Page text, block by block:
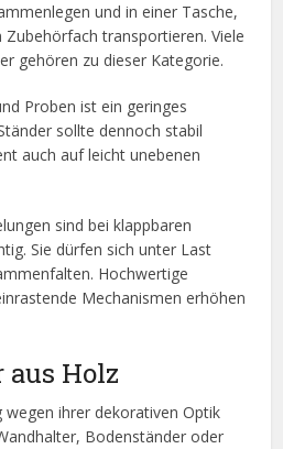
und in einer Tasche,
transportieren. Viele
gehören zu dieser Kategorie.
Proben ist ein geringes
sollte dennoch stabil
auch auf leicht unebenen
sind bei klappbaren
Sie dürfen sich unter Last
Hochwertige
Mechanismen erhöhen
Holz
ihrer dekorativen Optik
Bodenständer oder